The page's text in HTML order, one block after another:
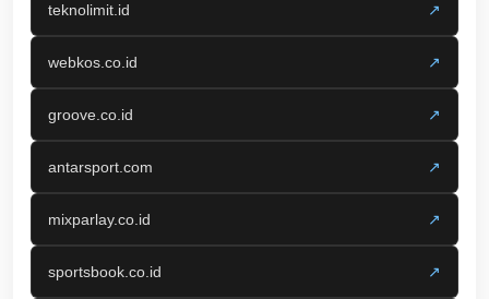
teknolimit.id ↗
webkos.co.id ↗
groove.co.id ↗
antarsport.com ↗
mixparlay.co.id ↗
sportsbook.co.id ↗